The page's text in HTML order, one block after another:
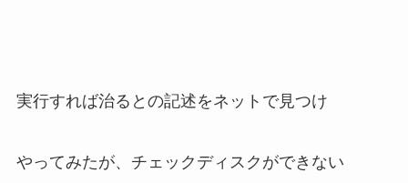
実行すれば治るとの記述をネットで見つけ
やってみたが、チェックディスクができない